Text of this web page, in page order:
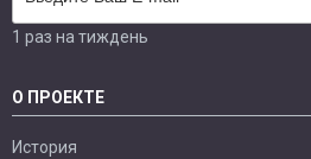
1 раз на тиждень
О ПРОЕКТЕ
История